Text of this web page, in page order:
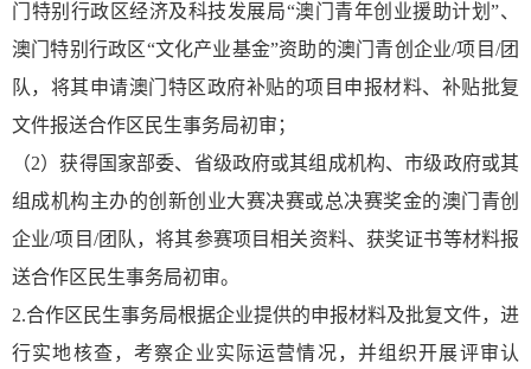
门特别行政区经济及科技发展局“澳门青年创业援助计划”、
澳门特别行政区“文化产业基金”资助的澳门青创企业/项目/团
队，将其申请澳门特区政府补贴的项目申报材料、补贴批复
文件报送合作区民生事务局初审；
（2）获得国家部委、省级政府或其组成机构、市级政府或其
组成机构主办的创新创业大赛决赛或总决赛奖金的澳门青创
企业/项目/团队，将其参赛项目相关资料、获奖证书等材料报
送合作区民生事务局初审。
2.合作区民生事务局根据企业提供的申报材料及批复文件，进
行实地核查，考察企业实际运营情况，并组织开展评审认